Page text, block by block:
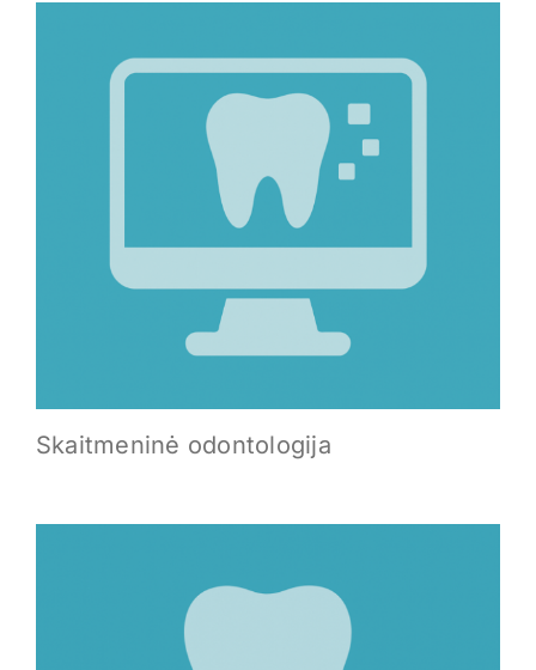
Skaitmeninė odontologija